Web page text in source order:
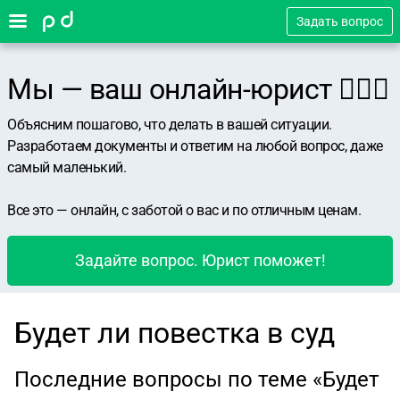
Задать вопрос
Мы — ваш онлайн-юрист 👨🏻‍⚖️
Объясним пошагово, что делать в вашей ситуации.
Разработаем документы и ответим на любой вопрос, даже
самый маленький.
Все это — онлайн, с заботой о вас и по отличным ценам.
Задайте вопрос. Юрист поможет!
Будет ли повестка в суд
Последние вопросы по теме «Будет